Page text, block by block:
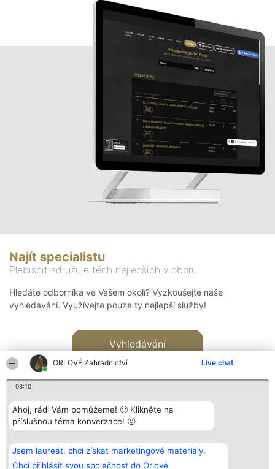
ORLOVÉ Zahradnictví Live chat
08:10
Ahoj, rádi Vám pomůžeme! 🙂 Klikněte na
příslušnou téma konverzace! 🙂
Jsem laureát, chci získat marketingové materiály.
Chci přihlásit svou společnost do Orlové.
Najít specialistu
Plebiscit sdružuje těch nejlepších v oboru
Hledáte odborníka ve Vašem okolí? Vyzkoušejte naše
vyhledávání. Využívejte pouze ty nejlepší služby!
Vyhledávání
Bright Side Solutions sp. z o.
o. sp. k.
ul. Ruska 22
Vítězové
Seznam všech
laureátů
Kontakt